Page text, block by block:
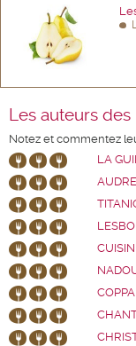
Les auteurs
Notez et commentez
LA